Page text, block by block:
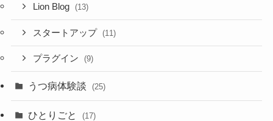
Lion Blog (13)
スタートアップ (11)
プラグイン (9)
うつ病体験談 (25)
ひとりごと (17)